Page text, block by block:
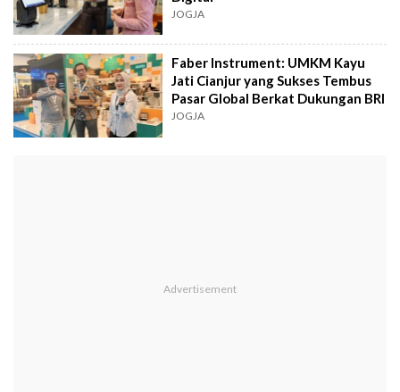
JOGJA
Faber Instrument: UMKM Kayu
Jati Cianjur yang Sukses Tembus
Pasar Global Berkat Dukungan BRI
JOGJA